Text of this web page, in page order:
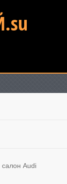
салон Audi